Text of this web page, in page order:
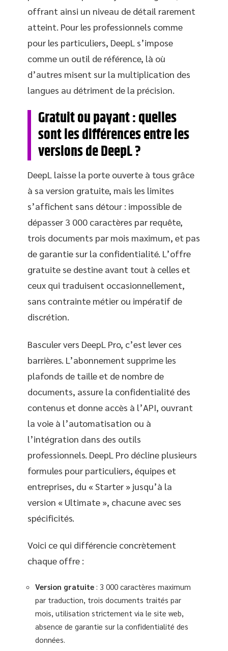
offrant ainsi un niveau de détail rarement
atteint. Pour les professionnels comme
pour les particuliers, DeepL s’impose
comme un outil de référence, là où
d’autres misent sur la multiplication des
langues au détriment de la précision.
Gratuit ou payant : quelles
sont les différences entre les
versions de DeepL ?
DeepL laisse la porte ouverte à tous grâce
à sa version gratuite, mais les limites
s’affichent sans détour : impossible de
dépasser 3 000 caractères par requête,
trois documents par mois maximum, et pas
de garantie sur la confidentialité. L’offre
gratuite se destine avant tout à celles et
ceux qui traduisent occasionnellement,
sans contrainte métier ou impératif de
discrétion.
Basculer vers DeepL Pro, c’est lever ces
barrières. L’abonnement supprime les
plafonds de taille et de nombre de
documents, assure la confidentialité des
contenus et donne accès à l’API, ouvrant
la voie à l’automatisation ou à
l’intégration dans des outils
professionnels. DeepL Pro décline plusieurs
formules pour particuliers, équipes et
entreprises, du « Starter » jusqu’à la
version « Ultimate », chacune avec ses
spécificités.
Voici ce qui différencie concrètement
chaque offre :
Version gratuite : 3 000 caractères maximum
par traduction, trois documents traités par
mois, utilisation strictement via le site web,
absence de garantie sur la confidentialité des
données.